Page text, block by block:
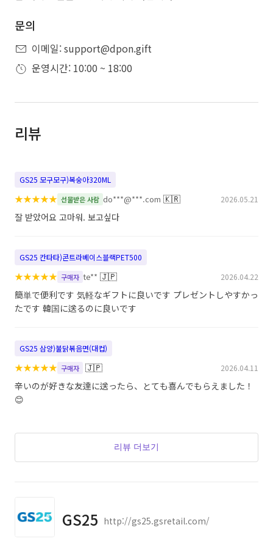
문의
이메일: support@dpon.gift
운영시간: 10:00 ~ 18:00
리뷰
GS25 모구모구)복숭아320ML
★★★★★ 선물받은 사람 do***@***.com 🇰🇷 2026.05.21
잘 받았어요 고마워. 보고싶다
GS25 칸타타)콘트라베이스블랙PET500
★★★★★ 구매자 te** 🇯🇵 2026.04.22
簡単で便利です 気軽なギフトに良いです プレゼントしやすかっ
たです 韓国に送るのに良いです
GS25 삼양)불닭볶음면(대컵)
★★★★★ 구매자 🇯🇵 2026.04.11
辛いのが好きな友達に送ったら、とても喜んでもらえました！
😊
리뷰 더보기
GS25 http://gs25.gsretail.com/